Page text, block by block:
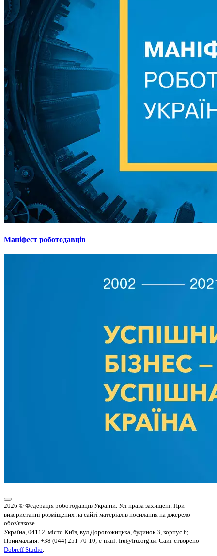
Маніфест роботодавців
2026 © Федерація роботодавців України. Усі права захищені. При
використанні розміщених на сайті матеріалів посилання на джерело
обов'язкове
Україна, 04112, місто Київ, вул.Дорогожицька, будинок 3, корпус 6;
Приймальня: +38 (044) 251-70-10; e-mail: fru@fru.org.ua Сайт створено
Dobreff Studio.